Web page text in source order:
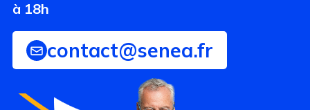
à 18h
contact@senea.fr